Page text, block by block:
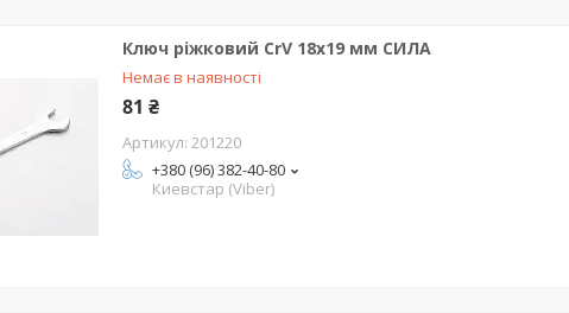
Ключ ріжковий CrV 18x19 мм СИЛА
Немає в наявності
81 ₴
201220
+380 (96) 382-40-80
Киевстар (Viber)